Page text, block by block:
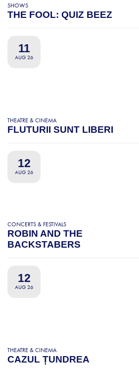
SHOWS
THE FOOL: QUIZ BEEZ
11
AUG 26
THEATRE & CINEMA
FLUTURII SUNT LIBERI
12
AUG 26
CONCERTS & FESTIVALS
ROBIN AND THE
BACKSTABERS
12
AUG 26
THEATRE & CINEMA
CAZUL ȚUNDREA